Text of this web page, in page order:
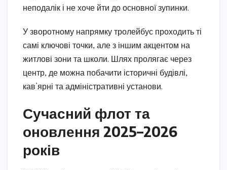
неподалік і не хоче йти до основної зупинки.
У зворотному напрямку тролейбус проходить ті
самі ключові точки, але з іншим акцентом на
житлові зони та школи. Шлях пролягає через
центр, де можна побачити історичні будівлі,
кав’ярні та адміністративні установи.
Сучасний флот та
оновлення 2025–2026
років